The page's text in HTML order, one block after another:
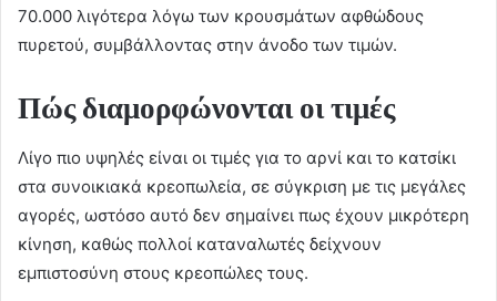
70.000 λιγότερα λόγω των κρουσμάτων αφθώδους
πυρετού, συμβάλλοντας στην άνοδο των τιμών.
Πώς διαμορφώνονται οι τιμές
Λίγο πιο υψηλές είναι οι τιμές για το αρνί και το κατσίκι
στα συνοικιακά κρεοπωλεία, σε σύγκριση με τις μεγάλες
αγορές, ωστόσο αυτό δεν σημαίνει πως έχουν μικρότερη
κίνηση, καθώς πολλοί καταναλωτές δείχνουν
εμπιστοσύνη στους κρεοπώλες τους.